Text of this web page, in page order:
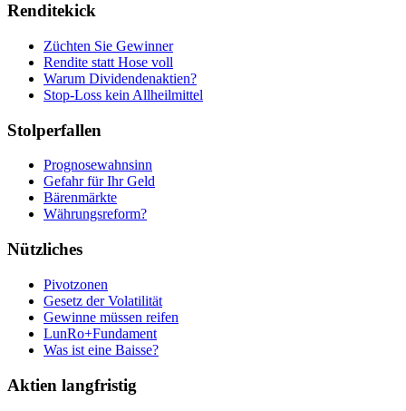
Renditekick
Züchten Sie Gewinner
Rendite statt Hose voll
Warum Dividendenaktien?
Stop-Loss kein Allheilmittel
Stolperfallen
Prognosewahnsinn
Gefahr für Ihr Geld
Bärenmärkte
Währungsreform?
Nützliches
Pivotzonen
Gesetz der Volatilität
Gewinne müssen reifen
LunRo+Fundament
Was ist eine Baisse?
Aktien langfristig